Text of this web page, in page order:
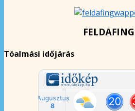
FELDAFING
Tóalmási időjárás